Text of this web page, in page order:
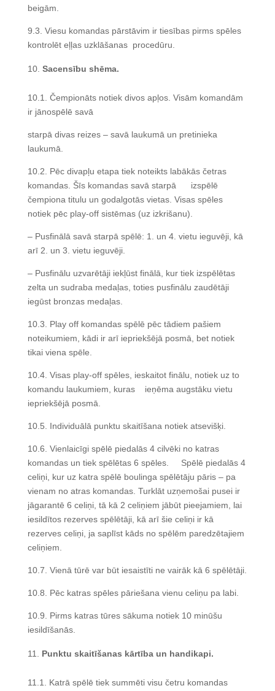
beigām.
9.3. Viesu komandas pārstāvim ir tiesības pirms spēles
kontrolēt eļļas uzklāšanas procedūru.
Sacensību shēma.
10.1. Čempionāts notiek divos apļos. Visām komandām
ir jānospēlē savā
starpā divas reizes – savā laukumā un pretinieka
laukumā.
10.2. Pēc divapļu etapa tiek noteikts labākās četras
komandas. Šīs komandas savā starpā izspēlē
čempiona titulu un godalgotās vietas. Visas spēles
notiek pēc play-off sistēmas (uz izkrišanu).
– Pusfinālā savā starpā spēlē: 1. un 4. vietu ieguvēji, kā
arī 2. un 3. vietu ieguvēji.
– Pusfinālu uzvarētāji iekļūst finālā, kur tiek izspēlētas
zelta un sudraba medaļas, toties pusfinālu zaudētāji
iegūst bronzas medaļas.
10.3. Play off komandas spēlē pēc tādiem pašiem
noteikumiem, kādi ir arī iepriekšējā posmā, bet notiek
tikai viena spēle.
10.4. Visas play-off spēles, ieskaitot finālu, notiek uz to
komandu laukumiem, kuras ieņēma augstāku vietu
iepriekšējā posmā.
10.5. Individuālā punktu skaitīšana notiek atsevišķi.
10.6. Vienlaicīgi spēlē piedalās 4 cilvēki no katras
komandas un tiek spēlētas 6 spēles. Spēlē piedalās 4
celiņi, kur uz katra spēlē boulinga spēlētāju pāris – pa
vienam no atras komandas. Turklāt uzņemošai pusei ir
jāgarantē 6 celiņi, tā kā 2 celiņiem jābūt pieejamiem, lai
iesildītos rezerves spēlētāji, kā arī šie celiņi ir kā
rezerves celiņi, ja saplīst kāds no spēlēm paredzētajiem
celiņiem.
10.7. Vienā tūrē var būt iesaistīti ne vairāk kā 6 spēlētāji.
10.8. Pēc katras spēles pāriešana vienu celiņu pa labi.
10.9. Pirms katras tūres sākuma notiek 10 minūšu
iesildīšanās.
Punktu skaitīšanas kārtība un handikapi.
11.1. Katrā spēlē tiek summēti visu četru komandas